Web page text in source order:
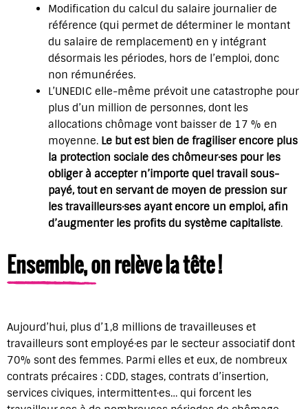
Modification du calcul du salaire journalier de
référence (qui permet de déterminer le montant
du salaire de remplacement) en y intégrant
désormais les périodes, hors de l’emploi, donc
non rémunérées.
L’UNEDIC elle-même prévoit une catastrophe pour
plus d’un million de personnes, dont les
allocations chômage vont baisser de 17 % en
moyenne. Le but est bien de fragiliser encore plus
la protection sociale des chômeur·ses pour les
obliger à accepter n’importe quel travail sous-
payé, tout en servant de moyen de pression sur
les travailleurs·ses ayant encore un emploi, afin
d’augmenter les profits du système capitaliste.
Ensemble, on relève la tête !
Aujourd’hui, plus d’1,8 millions de travailleuses et
travailleurs sont employé·es par le secteur associatif dont
70% sont des femmes. Parmi elles et eux, de nombreux
contrats précaires : CDD, stages, contrats d’insertion,
services civiques, intermittent·es… qui forcent les